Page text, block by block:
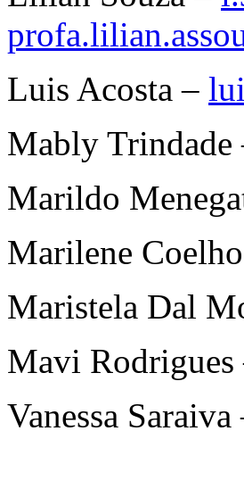
Luis Acosta –
Mably Trindade
Marildo
Marilene
Maristela Dal
Mavi Rodrigues
Vanessa Saraiva